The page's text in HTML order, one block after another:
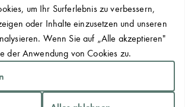
um Ihr Surferlebnis zu verbessern,
oder Inhalte einzusetzen und unseren
Wenn Sie auf „Alle akzeptieren"
der Anwendung von Cookies zu.
Barrierefreiheit